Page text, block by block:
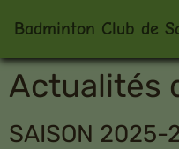
Badminton Club de
Actualités
SAISON 2025-